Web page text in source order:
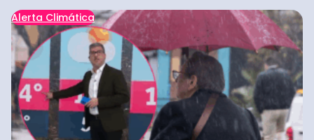
Alerta Climática